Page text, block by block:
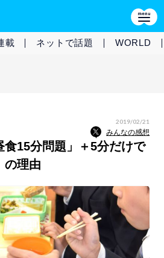
載 ネットで話題 WORLD
2019/02/21
みんなの感想
食15分問題」＋5分だけで
の理由